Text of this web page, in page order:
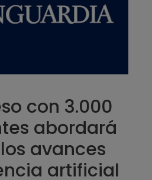
con 3.000
abordará
avances
artificial